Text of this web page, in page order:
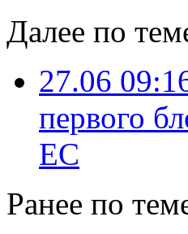
Далее по
27.06
первого
ЕС
Ранее по